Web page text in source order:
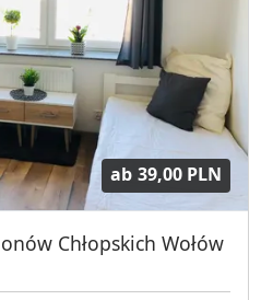
ab 39,00 PLN
Chłopskich Wołów